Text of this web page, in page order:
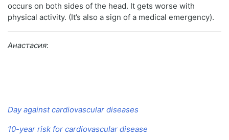
occurs on both sides of the head. It gets worse with
physical activity. (It’s also a sign of a medical emergency).
Анастасия:
Day against cardiovascular diseases
10-year risk for cardiovascular disease